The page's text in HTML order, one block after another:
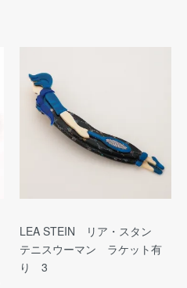
LEA STEIN リア・スタン
テニスウーマン ラケット有
り 3